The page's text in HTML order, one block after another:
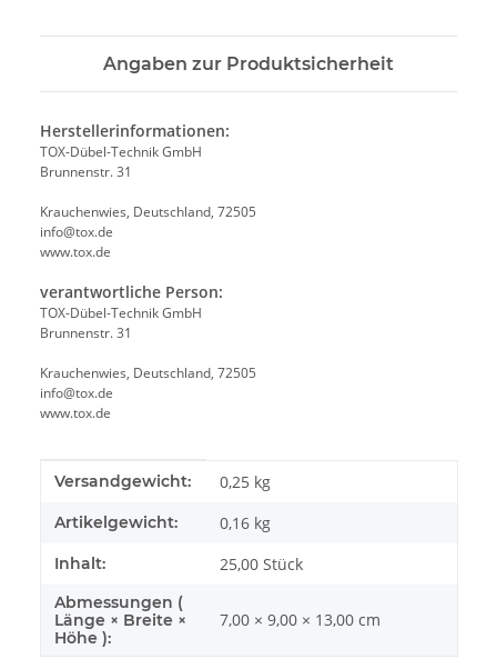
Angaben zur Produktsicherheit
Herstellerinformationen:
TOX-Dübel-Technik GmbH
Brunnenstr. 31
Krauchenwies, Deutschland, 72505
info@tox.de
www.tox.de
verantwortliche Person:
TOX-Dübel-Technik GmbH
Brunnenstr. 31
Krauchenwies, Deutschland, 72505
info@tox.de
www.tox.de
Produkteigenschaft
Wert
Versandgewicht: 0,25 kg
Artikelgewicht: 0,16 kg
Inhalt: 25,00 Stück
Abmessungen (
Länge × Breite ×
Höhe ):
7,00 × 9,00 × 13,00 cm